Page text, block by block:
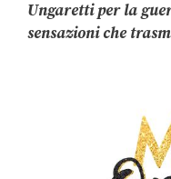
Ungaretti per la
sensazioni che